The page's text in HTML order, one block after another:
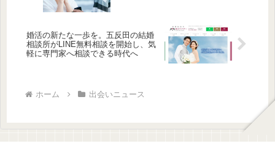
婚活の新たな一歩を。五反田の結婚
相談所がLINE無料相談を開始し、気
軽に専門家へ相談できる時代へ
ホーム 出会いニュース